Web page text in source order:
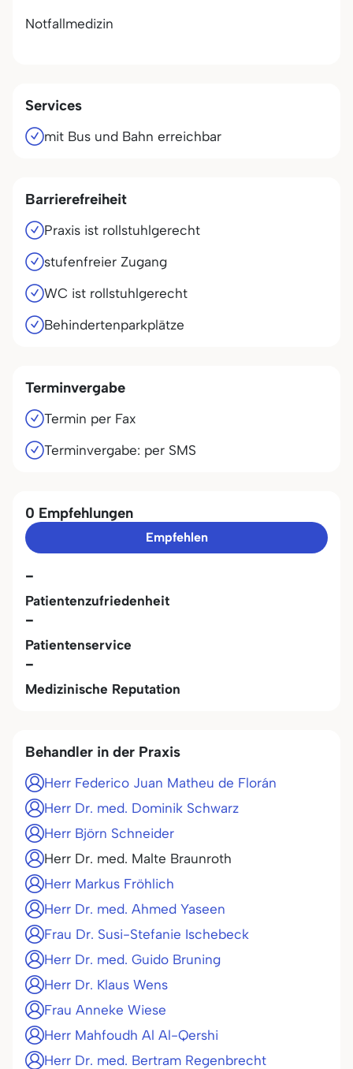
Notfallmedizin
Services
mit Bus und Bahn erreichbar
Barrierefreiheit
Praxis ist rollstuhlgerecht
stufenfreier Zugang
WC ist rollstuhlgerecht
Behindertenparkplätze
Terminvergabe
Termin per Fax
Terminvergabe: per SMS
0 Empfehlungen
Empfehlen
-
Patientenzufriedenheit
-
Patientenservice
-
Medizinische Reputation
Behandler in der Praxis
Herr Federico Juan Matheu de Florán
Herr Dr. med. Dominik Schwarz
Herr Björn Schneider
Herr Dr. med. Malte Braunroth
Herr Markus Fröhlich
Herr Dr. med. Ahmed Yaseen
Frau Dr. Susi-Stefanie Ischebeck
Herr Dr. med. Guido Bruning
Herr Dr. Klaus Wens
Frau Anneke Wiese
Herr Mahfoudh Al Al-Qershi
Herr Dr. med. Bertram Regenbrecht